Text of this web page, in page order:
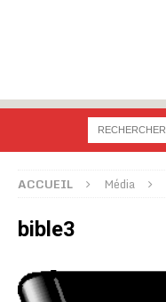
ACCUEIL Média
bible3